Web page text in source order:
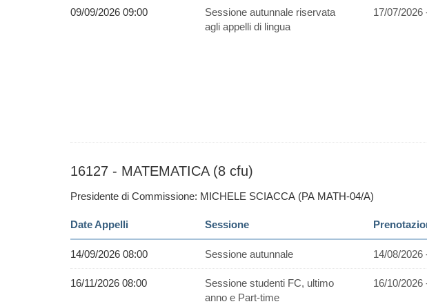
09/09/2026 09:00
Sessione autunnale riservata
agli appelli di lingua
17/07/2026
16127 - MATEMATICA (8 cfu)
Presidente di Commissione: MICHELE SCIACCA (PA MATH-04/A)
Date Appelli Sessione
14/09/2026 08:00 Sessione autunnale 14/08/2026
16/11/2026 08:00
Sessione studenti FC, ultimo
anno e Part-time
16/10/2026